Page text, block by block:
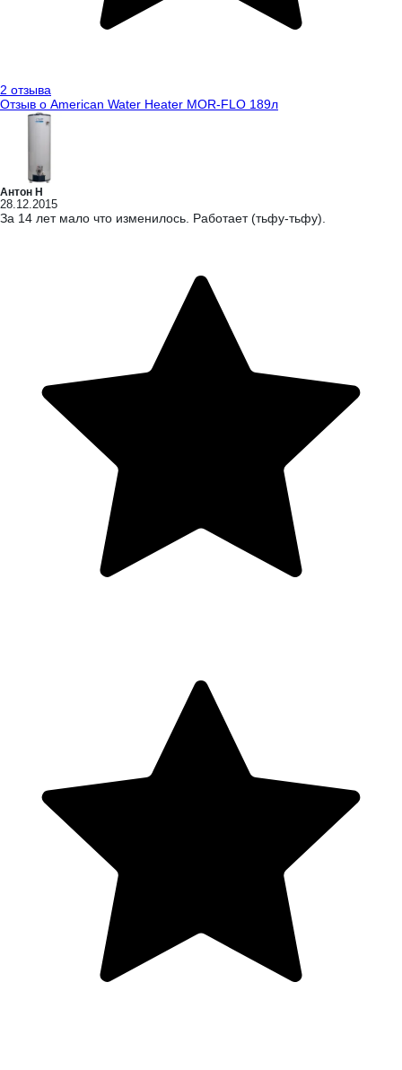
2 отзыва
Отзыв о American Water Heater MOR-FLO 189л
Антон Н
28.12.2015
За 14 лет мало что изменилось. Работает (тьфу-тьфу).